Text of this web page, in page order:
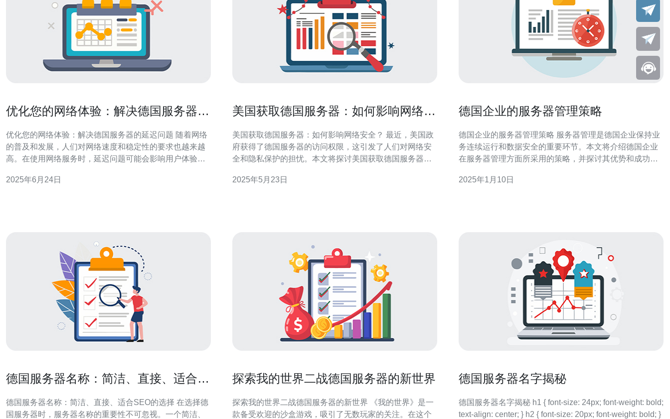
优化您的网络体验：解决德国服务器的
优化您的网络体验：解决德国服务器的延迟问题 随着网络
的普及和发展，人们对网络速度和稳定性的要求也越来越
高。在使用网络服务时，延迟问题可能会影响用户体验，
网络体验，解决德国服务器的延迟问题。 延迟是网络连接
2025年6月24日
美国获取德国服务器：如何影响网络安
美国获取德国服务器：如何影响网络安全？ 最近，美国政
府获得了德国服务器的访问权限，这引发了人们对网络安
全和隐私保护的担忧。本文将探讨美国获取德国服务器的
能会导致用户数据的泄露和监控。用户的个人信息、隐私
2025年5月23日
德国企业的服务器管理策略
德国企业的服务器管理策略 服务器管理是德国企业保持业
务连续运行和数据安全的重要环节。本文将介绍德国企业
在服务器管理方面所采用的策略，并探讨其优势和成功经
务器放置在专用机房中，配备安全门禁系统和监控摄像
2025年1月10日
德国服务器名称：简洁、直接、适合
德国服务器名称：简洁、直接、适合SEO的选择 在选择德
国服务器时，服务器名称的重要性不可忽视。一个简洁、
探索我的世界二战德国服务器的新世界
探索我的世界二战德国服务器的新世界 《我的世界》是一
款备受欢迎的沙盒游戏，吸引了无数玩家的关注。在这个
德国服务器名字揭秘
德国服务器名字揭秘 h1 { font-size: 24px; font-weight: bold;
text-align: center; } h2 { font-size: 20px; font-weight: bold; }